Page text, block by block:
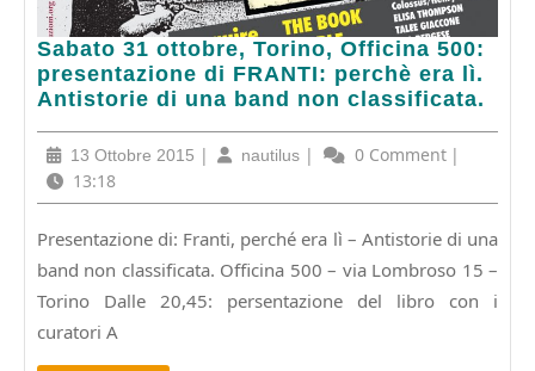
Sabato 31 ottobre, Torino, Officina 500:
presentazione di FRANTI: perchè era lì.
Antistorie di una band non classificata.
Sabato
31
ottobre,
Officina
500:
presentazione
FRANTI:
perchè
era
13 Ottobre 2015 13
2015
| nautilus nautilus
| 0 Comment |
13:18
Presentazione di: Franti, perché era lì – Antistorie di una
band non classificata. Officina 500 – via Lombroso 15 –
Torino Dalle 20,45: persentazione del libro con i
curatori A